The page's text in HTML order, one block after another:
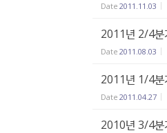
Date 2011.11.03
2011년 2/4분
Date 2011.08.03
2011년 1/4분
Date 2011.04.27
2010년 3/4분